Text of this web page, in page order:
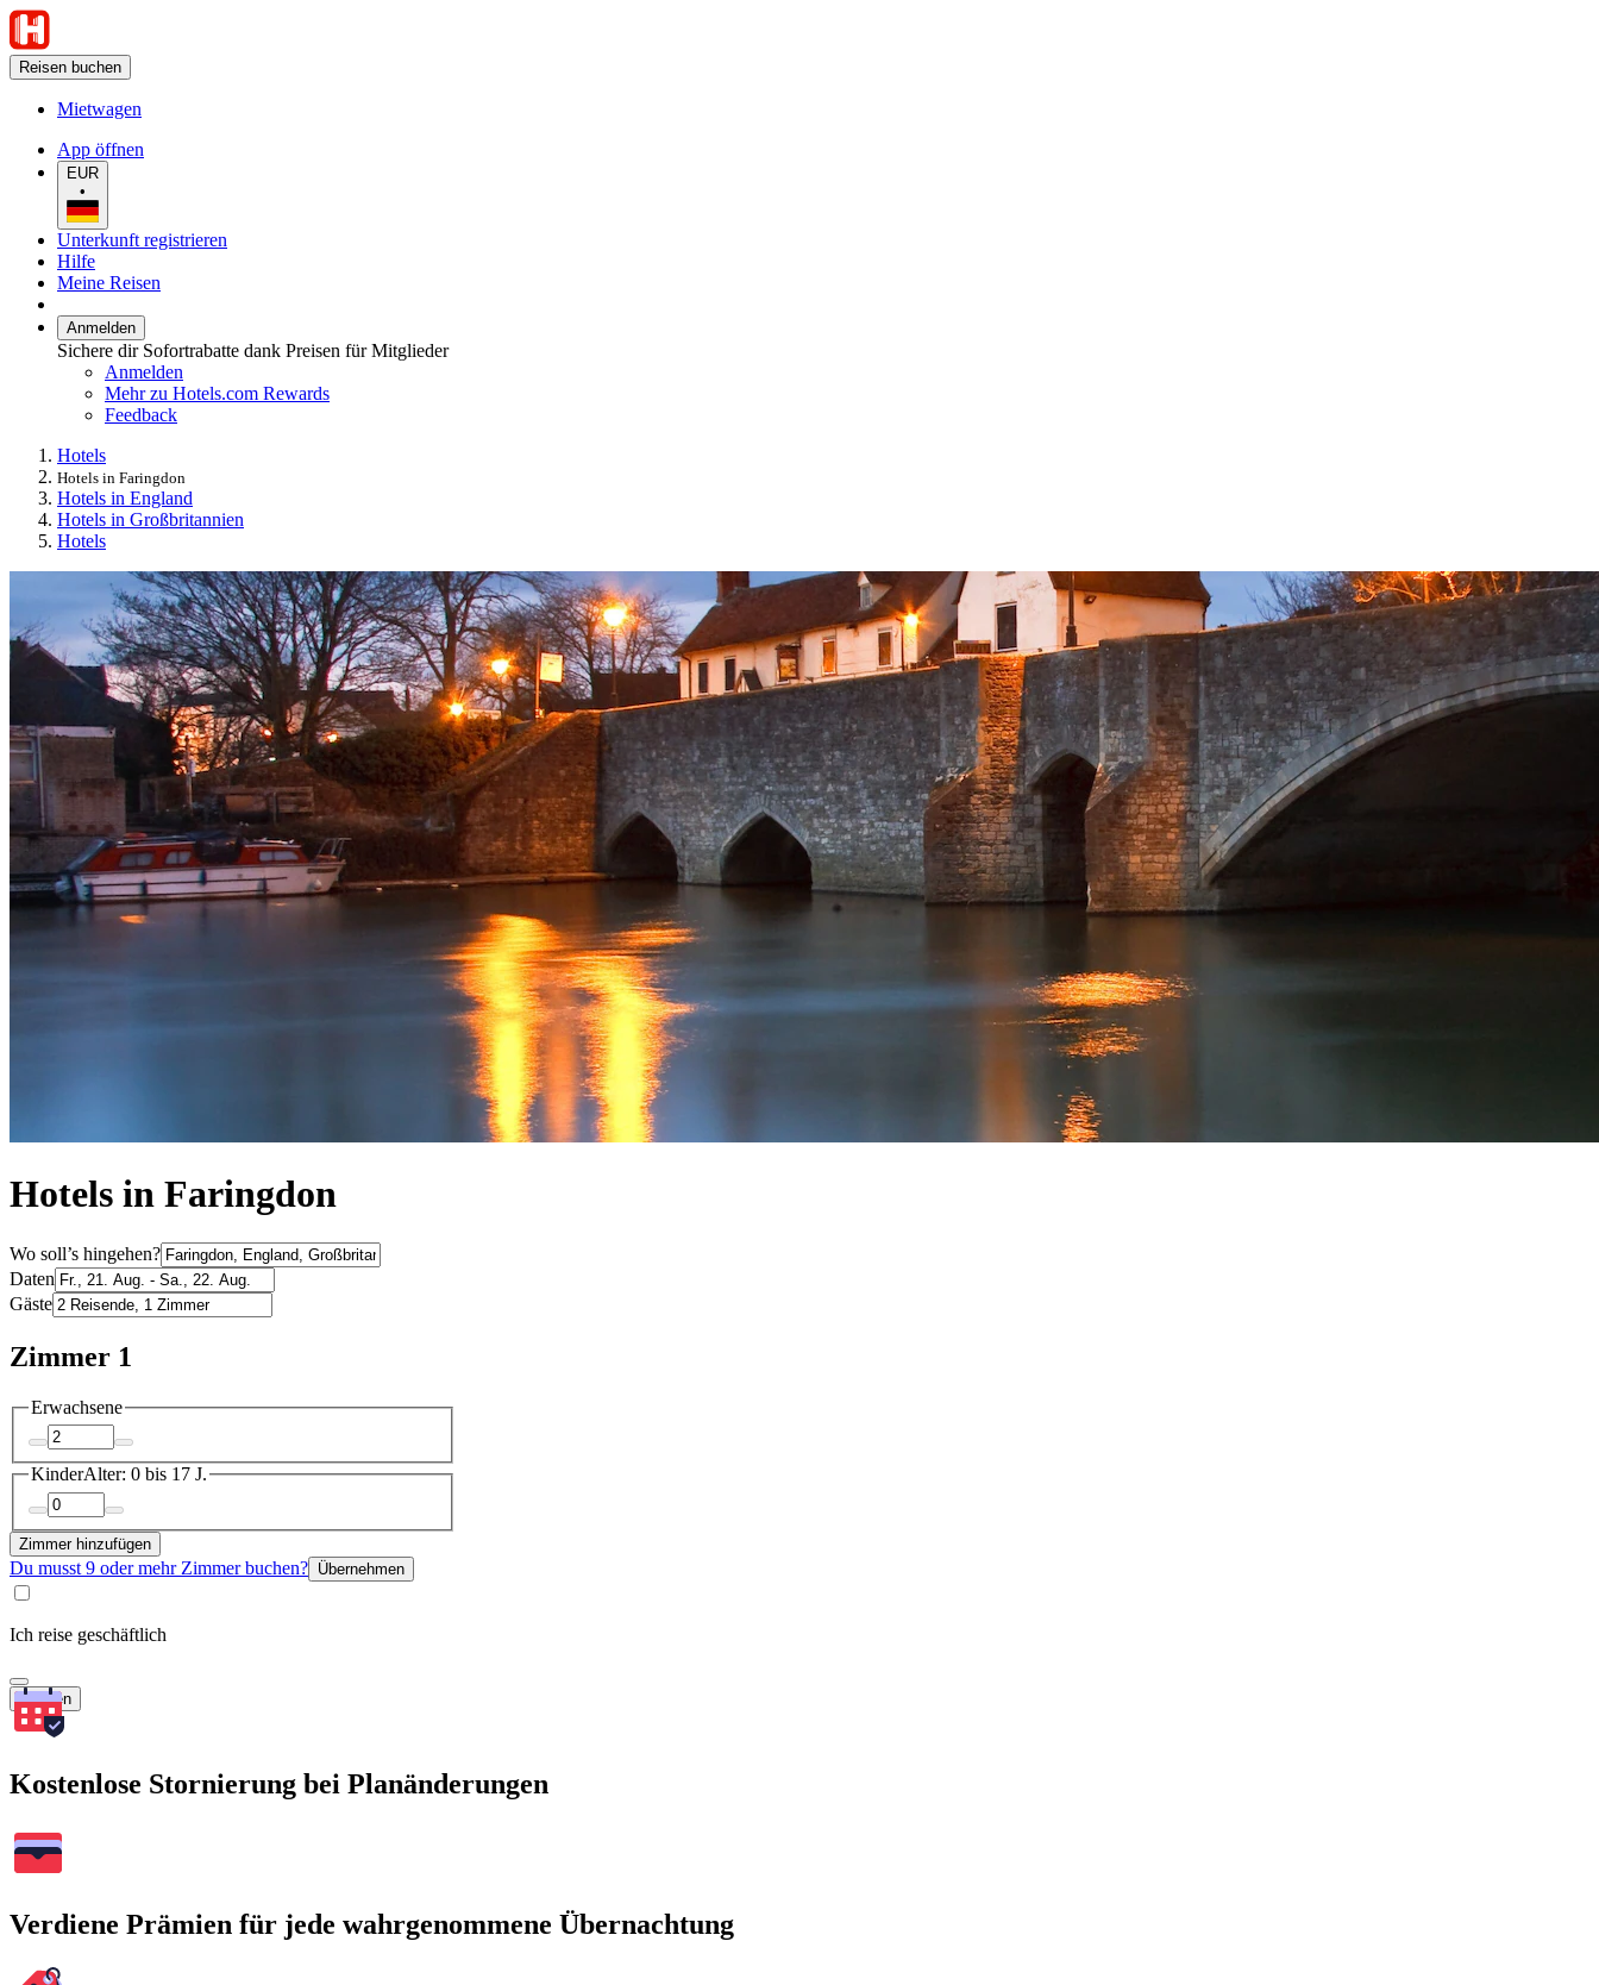
Reisen buchen
Mietwagen
App öffnen
EUR
•
Unterkunft registrieren
Hilfe
Meine Reisen
Anmelden
Sichere dir Sofortrabatte dank Preisen für Mitglieder
Anmelden
Mehr zu Hotels.com Rewards
Feedback
Hotels
Hotels in Faringdon
Hotels in England
Hotels in Großbritannien
Hotels
Hotels in Faringdon
Wo soll’s hingehen?
Daten
Gäste
Zimmer 1
Erwachsene
KinderAlter: 0 bis 17 J.
Zimmer hinzufügen
Du musst 9 oder mehr Zimmer buchen? Übernehmen
Ich reise geschäftlich
Suchen
Kostenlose Stornierung bei Planänderungen
Verdiene Prämien für jede wahrgenommene Übernachtung